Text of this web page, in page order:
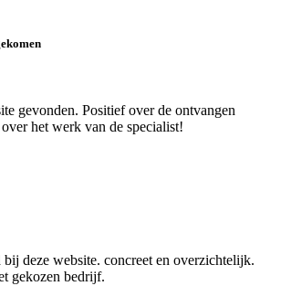
gevonden. Positief over de ontvangen
het werk van de specialist!
deze website. concreet en overzichtelijk.
gekozen bedrijf.